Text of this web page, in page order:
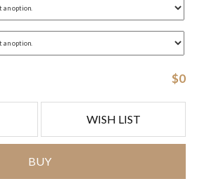
$0
WISH LIST
BUY